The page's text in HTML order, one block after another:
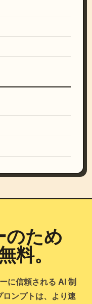
のため
料。
に信頼される AI 制
ンプトは、より速